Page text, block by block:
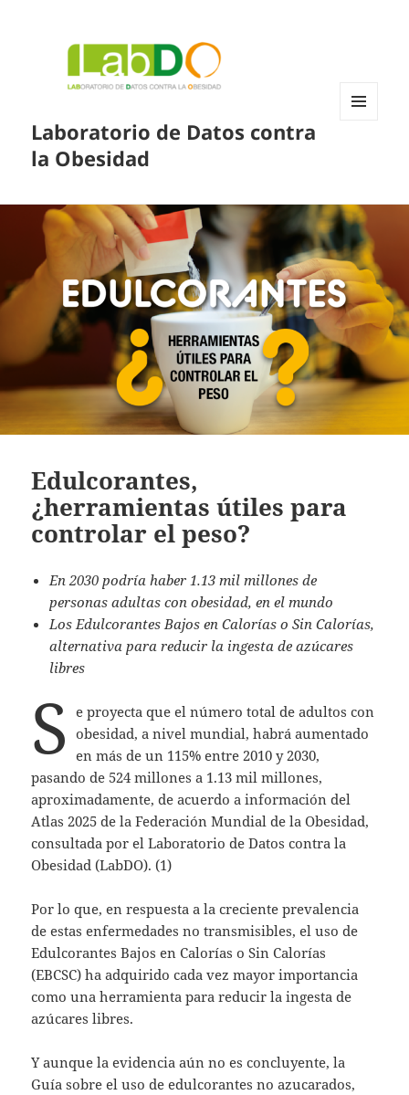
Laboratorio de Datos contra
la Obesidad
Edulcorantes,
¿herramientas útiles para
controlar el peso?
En 2030 podría haber 1.13 mil millones de
personas adultas con obesidad, en el mundo
Los Edulcorantes Bajos en Calorías o Sin Calorías,
alternativa para reducir la ingesta de azúcares
libres
S e proyecta que el número total de adultos con
obesidad, a nivel mundial, habrá aumentado
en más de un 115% entre 2010 y 2030,
pasando de 524 millones a 1.13 mil millones,
aproximadamente, de acuerdo a información del
Atlas 2025 de la Federación Mundial de la Obesidad,
consultada por el Laboratorio de Datos contra la
Obesidad (LabDO). (1)
Por lo que, en respuesta a la creciente prevalencia
de estas enfermedades no transmisibles, el uso de
Edulcorantes Bajos en Calorías o Sin Calorías
(EBCSC) ha adquirido cada vez mayor importancia
como una herramienta para reducir la ingesta de
azúcares libres.
Y aunque la evidencia aún no es concluyente, la
Guía sobre el uso de edulcorantes no azucarados,